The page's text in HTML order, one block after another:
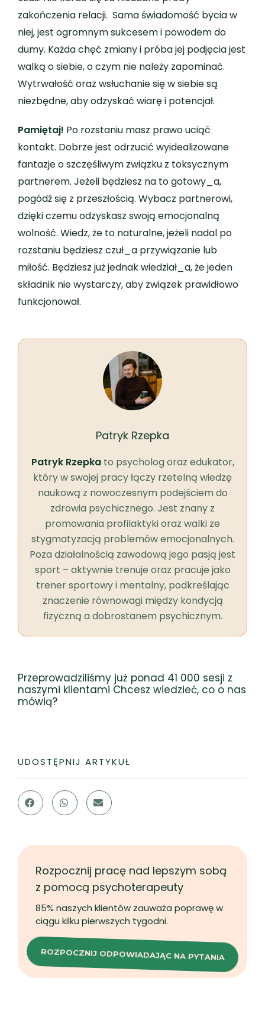
zakończenia relacji. Sama świadomość bycia w
niej, jest ogromnym sukcesem i powodem do
dumy. Każda chęć zmiany i próba jej podjęcia jest
walką o siebie, o czym nie należy zapominać.
Wytrwałość oraz wsłuchanie się w siebie są
niezbędne, aby odzyskać wiarę i potencjał.
Pamiętaj! Po rozstaniu masz prawo uciąć
kontakt. Dobrze jest odrzucić wyidealizowane
fantazje o szczęśliwym związku z toksycznym
partnerem. Jeżeli będziesz na to gotowy_a,
pogódź się z przeszłością. Wybacz partnerowi,
dzięki czemu odzyskasz swoją emocjonalną
wolność. Wiedz, że to naturalne, jeżeli nadal po
rozstaniu będziesz czuł_a przywiązanie lub
miłość. Będziesz już jednak wiedział_a, że jeden
składnik nie wystarczy, aby związek prawidłowo
funkcjonował.
Patryk Rzepka
Patryk Rzepkato psycholog oraz edukator,
który w swojej pracy łączy rzetelną wiedzę
naukową z nowoczesnym podejściem do
zdrowia psychicznego. Jest znany z
promowania profilaktyki oraz walki ze
stygmatyzacją problemów emocjonalnych.
Poza działalnością zawodową jego pasją jest
sport – aktywnie trenuje oraz pracuje jako
trener sportowy i mentalny, podkreślając
znaczenie równowagi między kondycją
fizyczną a dobrostanem psychicznym.
Przeprowadziliśmy już ponad 41 000 sesji z
naszymi klientami Chcesz wiedzieć, co o nas
mówią?
UDOSTĘPNIJ ARTYKUŁ
Rozpocznij pracę nad lepszym sobą
z pomocą psychoterapeuty
85% naszych klientów zauważa poprawę w
ciągu kilku pierwszych tygodni.
ROZPOCZNIJ ODPOWIADAJĄC NA PYTANIA